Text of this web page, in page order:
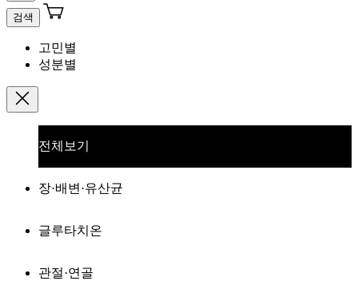
검색
고민별
성분별
전체보기
장·배변·유산균
글루타치온
관절·연골